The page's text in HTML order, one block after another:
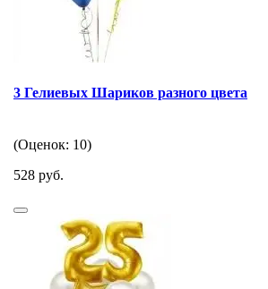
3 Гелиевых Шариков разного цвета
(Оценок: 10)
528 руб.